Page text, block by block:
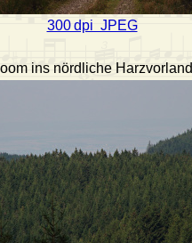
300 dpi JPEG
ins nördliche Harzvorland